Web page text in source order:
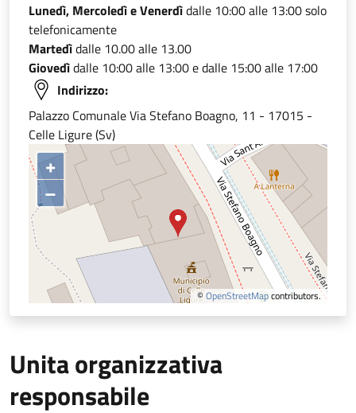
Lunedì, Mercoledì e Venerdìdalle 10:00 alle 13:00 solo
telefonicamente
Martedìdalle 10.00 alle 13.00
Giovedìdalle 10:00 alle 13:00 e dalle 15:00 alle 17:00
Indirizzo:
Palazzo Comunale Via Stefano Boagno, 11 - 17015 -
Celle Ligure (Sv)
+
–
©OpenStreetMapcontributors.
Unita organizzativa
responsabile